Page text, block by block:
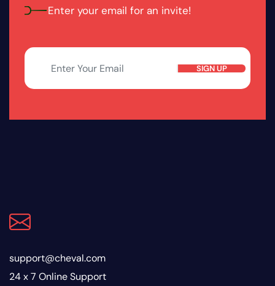
Enter your email for an invite!
SIGN UP
support@cheval.com
24 x 7 Online Support